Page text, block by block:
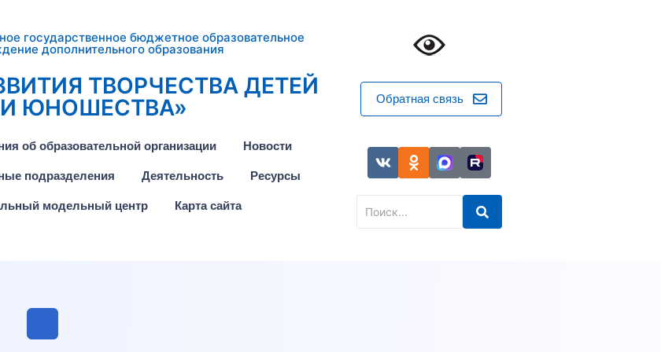
государственное бюджетное образовательное
дополнительного образования
ТВОРЧЕСТВА ДЕТЕЙ
И ЮНОШЕСТВА»
об образовательной организации
Новости
подразделения
Деятельность
Ресурсы
модельный центр
Карта сайта
Обратная связь